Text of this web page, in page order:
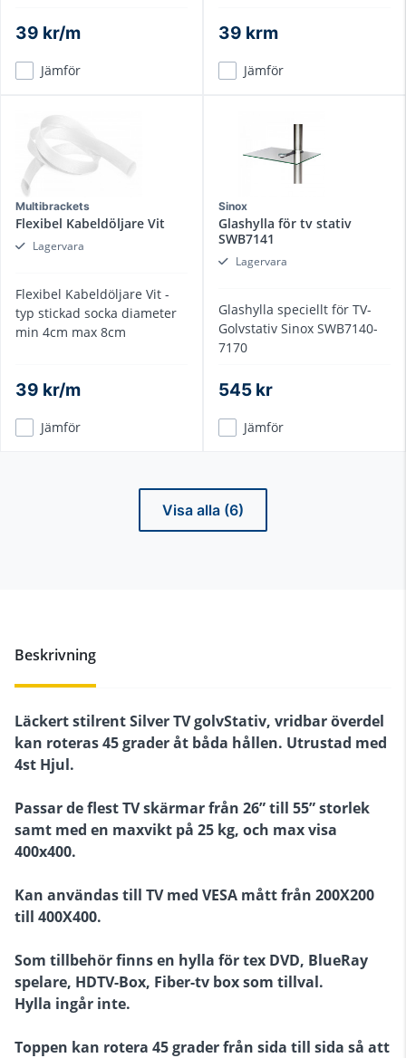
39 kr/m
Jämför
39 krm
Jämför
Multibrackets
Flexibel Kabeldöljare Vit
Lagervara
Flexibel Kabeldöljare Vit -
typ stickad socka diameter
min 4cm max 8cm
39 kr/m
Jämför
Sinox
Glashylla för tv stativ
SWB7141
Lagervara
Glashylla speciellt för TV-
Golvstativ Sinox SWB7140-
7170
545 kr
Jämför
Visa alla (6)
Beskrivning
Läckert stilrent Silver TV golvStativ, vridbar överdel
kan roteras 45 grader åt båda hållen. Utrustad med
4st Hjul.
Passar de flest TV skärmar från 26” till 55” storlek
samt med en maxvikt på 25 kg, och max visa
400x400.
Kan användas till TV med VESA mått från 200X200
till 400X400.
Som tillbehör finns en hylla för tex DVD, BlueRay
spelare, HDTV-Box, Fiber-tv box som tillval.
Hylla ingår inte.
Toppen kan rotera 45 grader från sida till sida så att